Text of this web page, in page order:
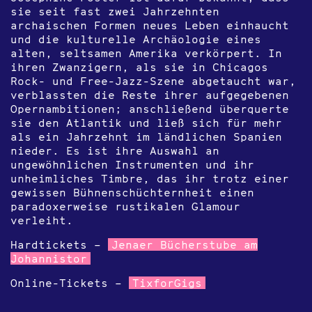
sie seit fast zwei Jahrzehnten
archaischen Formen neues Leben einhaucht
und die kulturelle Archäologie eines
alten, seltsamen Amerika verkörpert. In
ihren Zwanzigern, als sie in Chicagos
Rock- und Free-Jazz-Szene abgetaucht war,
verblassten die Reste ihrer aufgegebenen
Opernambitionen; anschließend überquerte
sie den Atlantik und ließ sich für mehr
als ein Jahrzehnt im ländlichen Spanien
nieder. Es ist ihre Auswahl an
ungewöhnlichen Instrumenten und ihr
unheimliches Timbre, das ihr trotz einer
gewissen Bühnenschüchternheit einen
paradoxerweise rustikalen Glamour
verleiht.
Hardtickets –
Jenaer Bücherstube am
Johannistor
Online-Tickets –
TixforGigs